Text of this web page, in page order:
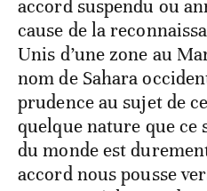
accord suspendu ou
cause de la
Unis d’une zone au
nom de Sahara
prudence au sujet de
quelque nature que ce
du monde est
accord nous pousse